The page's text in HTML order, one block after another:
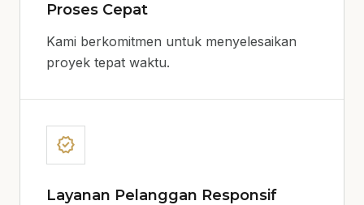
Proses Cepat
Kami berkomitmen untuk menyelesaikan
proyek tepat waktu.
verified
Layanan Pelanggan Responsif